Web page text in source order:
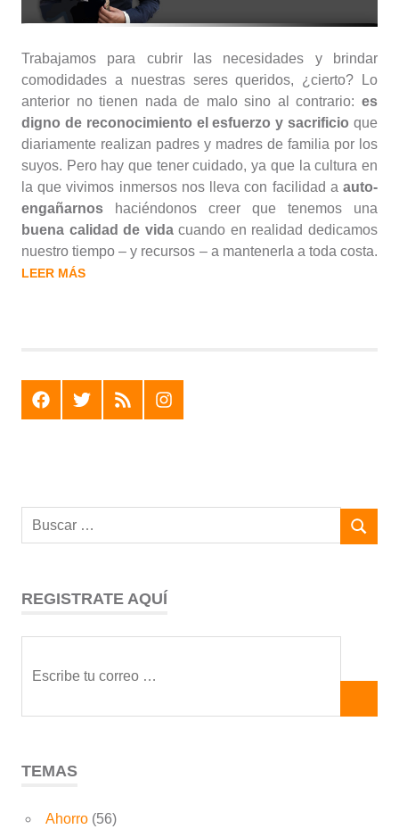
Trabajamos para cubrir las necesidades y brindar
comodidades a nuestras seres queridos, ¿cierto? Lo
anterior no tienen nada de malo sino al contrario: es
digno de reconocimiento el esfuerzo y sacrificio que
diariamente realizan padres y madres de familia por los
suyos. Pero hay que tener cuidado, ya que la cultura en
la que vivimos inmersos nos lleva con facilidad a auto-
engañarnos haciéndonos creer que tenemos una
buena calidad de vidacuando en realidad dedicamos
nuestro tiempo – y recursos – a mantenerla a toda costa.
LEER MÁS
F T R I
REGISTRATE AQUÍ
TEMAS
Ahorro(56)